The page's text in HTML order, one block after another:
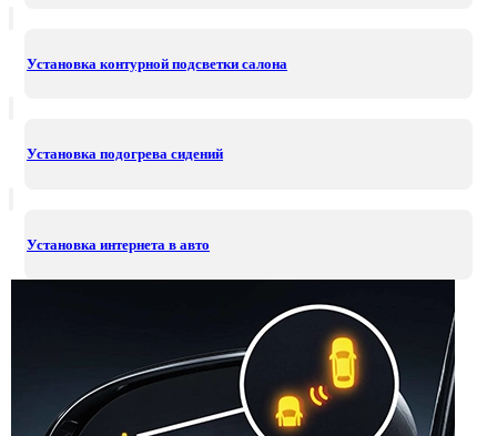
Установка контурной подсветки салона
Установка подогрева сидений
Установка интернета в авто